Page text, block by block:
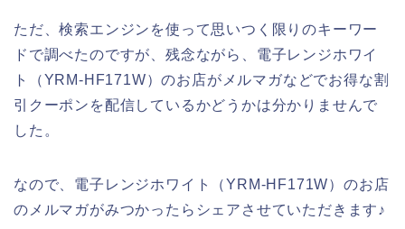
ただ、検索エンジンを使って思いつく限りのキーワー
ドで調べたのですが、残念ながら、電子レンジホワイ
ト（YRM-HF171W）のお店がメルマガなどでお得な割
引クーポンを配信しているかどうかは分かりませんで
した。
なので、電子レンジホワイト（YRM-HF171W）のお店
のメルマガがみつかったらシェアさせていただきます♪